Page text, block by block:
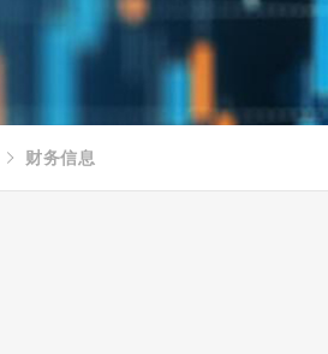
财务信息